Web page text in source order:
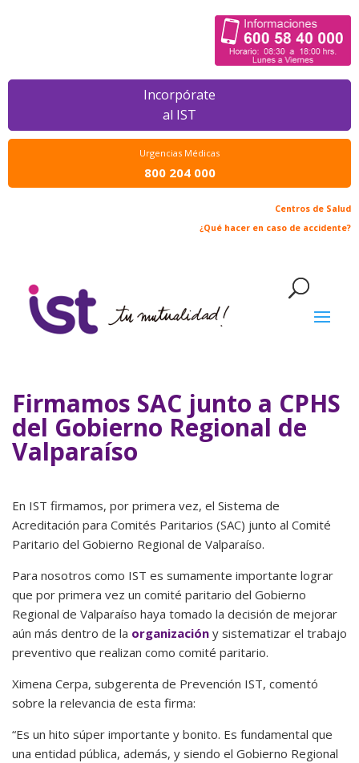
Incorpórate
al IST
Urgencias Médicas
800 204 000
Centros de Salud
¿Qué hacer en caso de accidente?
Firmamos SAC junto a CPHS
del Gobierno Regional de
Valparaíso
En IST firmamos, por primera vez, el Sistema de
Acreditación para Comités Paritarios (SAC) junto al Comité
Paritario del Gobierno Regional de Valparaíso.
Para nosotros como IST es sumamente importante lograr
que por primera vez un comité paritario del Gobierno
Regional de Valparaíso haya tomado la decisión de mejorar
aún más dentro de la organización y sistematizar el trabajo
preventivo que realizan como comité paritario.
Ximena Cerpa, subgerenta de Prevención IST, comentó
sobre la relevancia de esta firma:
“Es un hito súper importante y bonito. Es fundamental que
una entidad pública, además, y siendo el Gobierno Regional